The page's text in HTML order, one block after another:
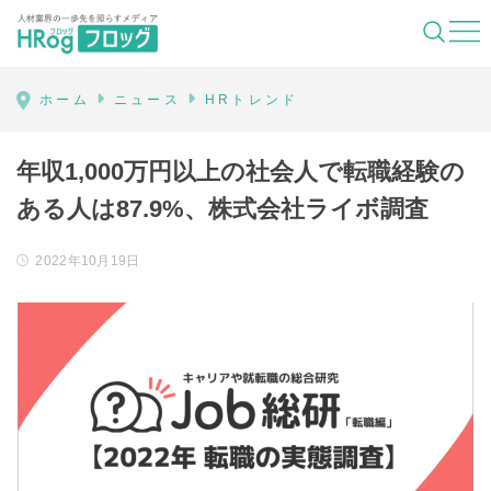
HRog | 人材業界の一歩先を照らすメディ
ホーム ニュース HRトレンド
年収1,000万円以上の社会人で転職経験の
ある人は87.9%、株式会社ライボ調査
2022年10月19日